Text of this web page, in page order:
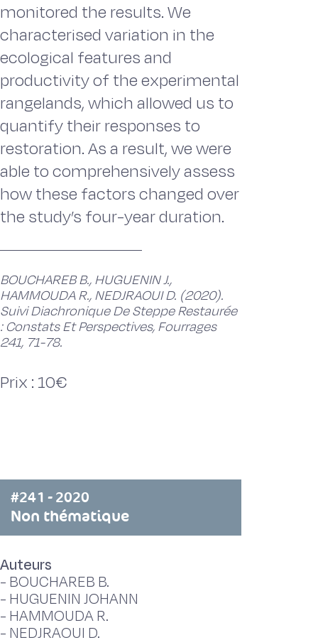
monitored the results. We
characterised variation in the
ecological features and
productivity of the experimental
rangelands, which allowed us to
quantify their responses to
restoration. As a result, we were
able to comprehensively assess
how these factors changed over
the study’s four-year duration.
BOUCHAREB B., HUGUENIN J.,
HAMMOUDA R., NEDJRAOUI D. (2020).
Suivi Diachronique De Steppe Restaurée
: Constats Et Perspectives, Fourrages
241, 71-78.
Prix : 10€
#241 - 2020
Non thématique
Auteurs
- BOUCHAREB B.
- HUGUENIN JOHANN
- HAMMOUDA R.
- NEDJRAOUI D.